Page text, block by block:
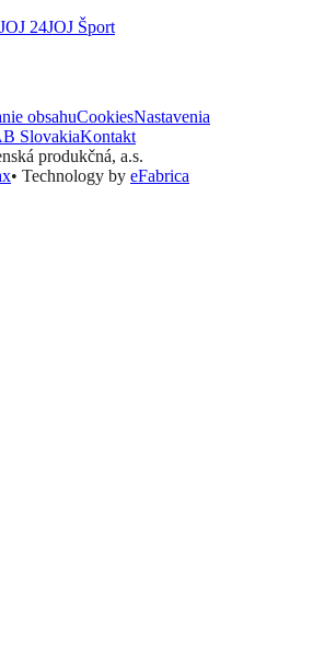
JOJ 24JOJ Šport
obsahuCookiesNastavenia
SlovakiaKontakt
produkčná, a.s.
• Technology by eFabrica